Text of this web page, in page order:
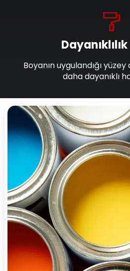
Boyanın uygulandığı
daha dayanıklı